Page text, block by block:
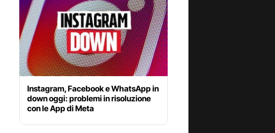
Instagram, Facebook e WhatsApp in
down oggi: problemi in risoluzione
con le App di Meta